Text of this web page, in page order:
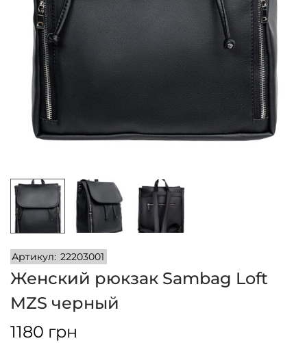
Артикул: 22203001
Женский рюкзак Sambag Loft
MZS черный
1180 грн